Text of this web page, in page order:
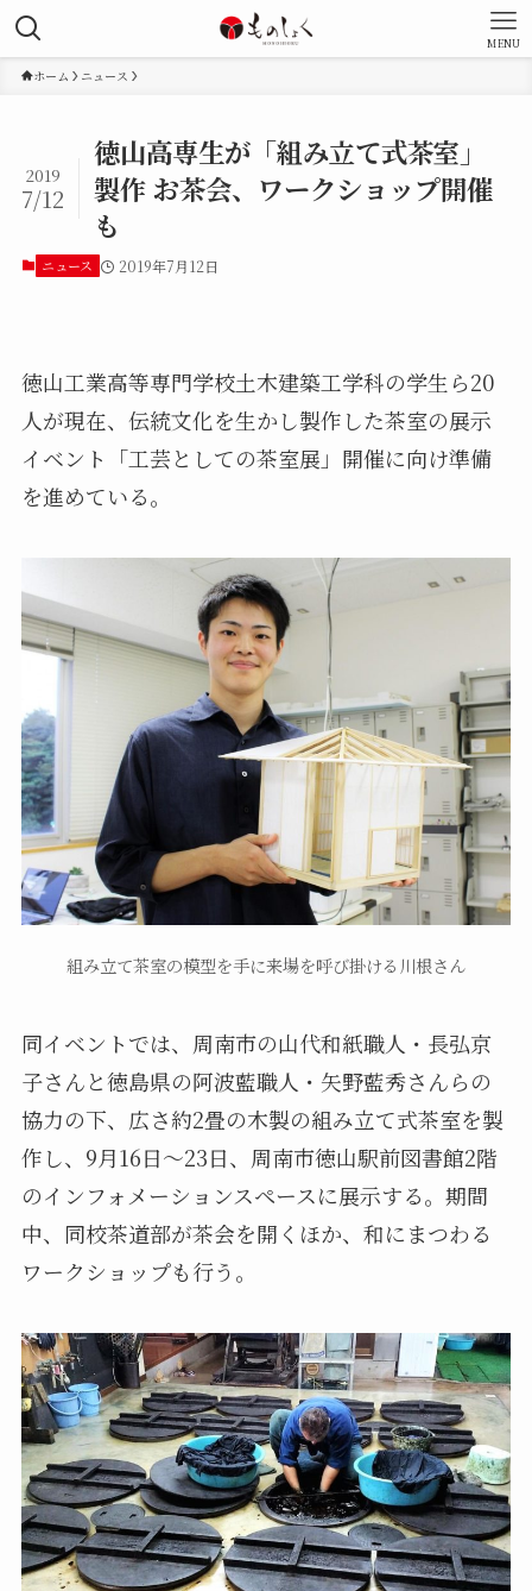
MENU
ホーム ニュース
徳山高専生が「組み立て式茶室」
製作 お茶会、ワークショップ開催
も
2019
7/12
ニュース 2019年7月12日
徳山工業高等専門学校土木建築工学科の学生ら20
人が現在、伝統文化を生かし製作した茶室の展示
イベント「工芸としての茶室展」開催に向け準備
を進めている。
組み立て茶室の模型を手に来場を呼び掛ける川根さん
同イベントでは、周南市の山代和紙職人・長弘京
子さんと徳島県の阿波藍職人・矢野藍秀さんらの
協力の下、広さ約2畳の木製の組み立て式茶室を製
作し、9月16日～23日、周南市徳山駅前図書館2階
のインフォメーションスペースに展示する。期間
中、同校茶道部が茶会を開くほか、和にまつわる
ワークショップも行う。